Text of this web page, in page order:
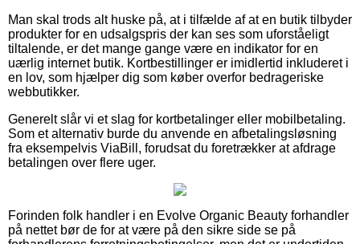
Man skal trods alt huske på, at i tilfælde af at en butik tilbyder
produkter for en udsalgspris der kan ses som uforståeligt
tiltalende, er det mange gange være en indikator for en
uærlig internet butik. Kortbestillinger er imidlertid inkluderet i
en lov, som hjælper dig som køber overfor bedrageriske
webbutikker.
Generelt slår vi et slag for kortbetalinger eller mobilbetaling.
Som et alternativ burde du anvende en afbetalingsløsning
fra eksempelvis ViaBill, forudsat du foretrækker at afdrage
betalingen over flere uger.
Forinden folk handler i en Evolve Organic Beauty forhandler
på nettet bør de for at være på den sikre side se på